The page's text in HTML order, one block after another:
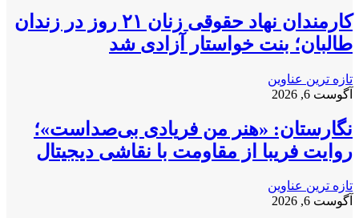
کارمندان نهاد حقوقی زنان ۲۱ روز در زندان
طالبان؛ بنت خواستار آزادی شد
تازه ترین عناوین
آگوست 6, 2026
نگارستان: «هنر من فریادی بی‌صداست»؛
روایت فریبا از مقاومت با نقاشی دیجیتال
تازه ترین عناوین
آگوست 6, 2026